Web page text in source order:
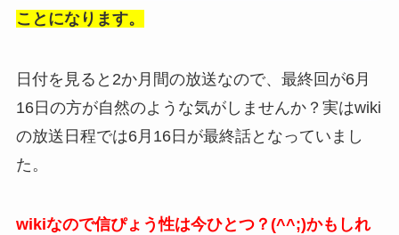
ことになります。
日付を見ると2か月間の放送なので、最終回が6月
16日の方が自然のような気がしませんか？実はwiki
の放送日程では6月16日が最終話となっていまし
た。
wikiなので信ぴょう性は今ひとつ？(^^;)かもしれ